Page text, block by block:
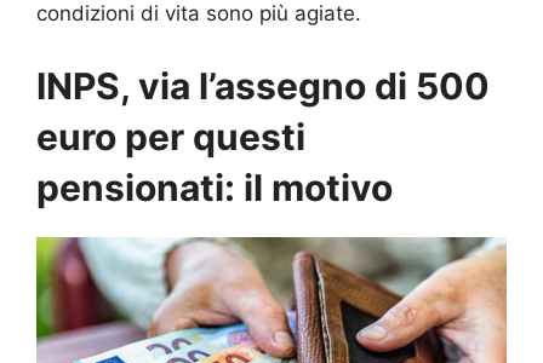
condizioni di vita sono più agiate.
INPS, via l’assegno di 500
euro per questi
pensionati: il motivo